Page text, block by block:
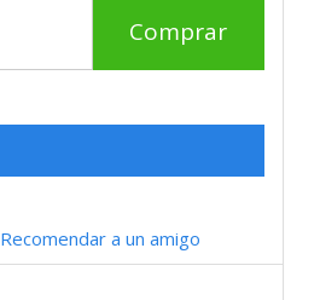
Comprar
Recomendar a un amigo